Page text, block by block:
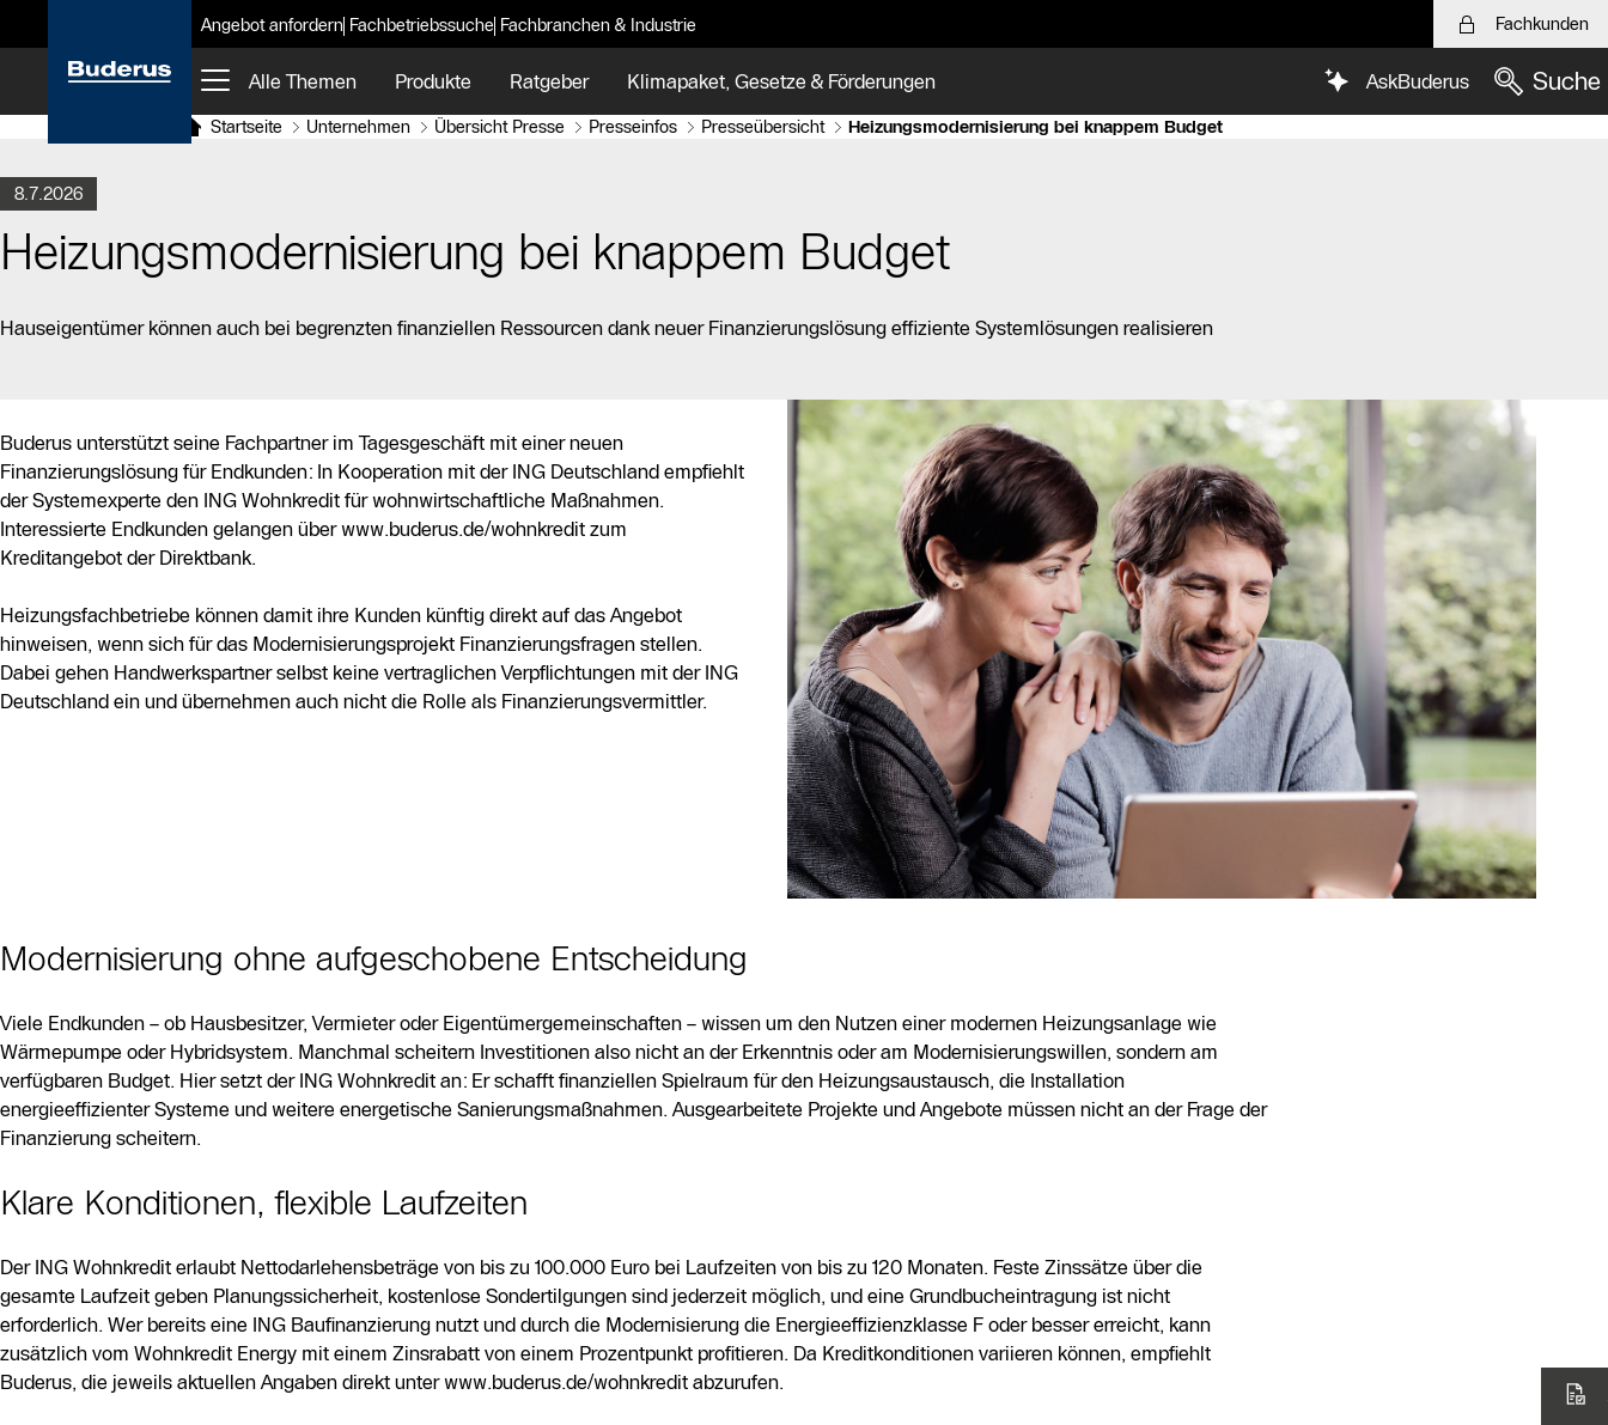
Angebot anfordern Fachbetriebssuche Fachbranchen & Industrie Fachkunden
Alle Themen Produkte Ratgeber Klimapaket, Gesetze & Förderungen AskBuderus Suche
Startseite Unternehmen Übersicht Presse Presseinfos Presseübersicht Heizungsmodernisierung bei knappem Budget
8.7.2026
Heizungsmodernisierung bei knappem Budget
Hauseigentümer können auch bei begrenzten finanziellen Ressourcen dank neuer Finanzierungslösung effiziente Systemlösungen realisieren
Buderus unterstützt seine Fachpartner im Tagesgeschäft mit einer neuen
Finanzierungslösung für Endkunden: In Kooperation mit der ING Deutschland empfiehlt
der Systemexperte den ING Wohnkredit für wohnwirtschaftliche Maßnahmen.
Interessierte Endkunden gelangen über www.buderus.de/wohnkredit zum
Kreditangebot der Direktbank.
Heizungsfachbetriebe können damit ihre Kunden künftig direkt auf das Angebot
hinweisen, wenn sich für das Modernisierungsprojekt Finanzierungsfragen stellen.
Dabei gehen Handwerkspartner selbst keine vertraglichen Verpflichtungen mit der ING
Deutschland ein und übernehmen auch nicht die Rolle als Finanzierungsvermittler.
Modernisierung ohne aufgeschobene Entscheidung
Viele Endkunden – ob Hausbesitzer, Vermieter oder Eigentümergemeinschaften – wissen um den Nutzen einer modernen Heizungsanlage wie
Wärmepumpe oder Hybridsystem. Manchmal scheitern Investitionen also nicht an der Erkenntnis oder am Modernisierungswillen, sondern am
verfügbaren Budget. Hier setzt der ING Wohnkredit an: Er schafft finanziellen Spielraum für den Heizungsaustausch, die Installation
energieeffizienter Systeme und weitere energetische Sanierungsmaßnahmen. Ausgearbeitete Projekte und Angebote müssen nicht an der Frage der
Finanzierung scheitern.
Klare Konditionen, flexible Laufzeiten
Der ING Wohnkredit erlaubt Nettodarlehensbeträge von bis zu 100.000 Euro bei Laufzeiten von bis zu 120 Monaten. Feste Zinssätze über die
gesamte Laufzeit geben Planungssicherheit, kostenlose Sondertilgungen sind jederzeit möglich, und eine Grundbucheintragung ist nicht
erforderlich. Wer bereits eine ING Baufinanzierung nutzt und durch die Modernisierung die Energieeffizienzklasse F oder besser erreicht, kann
zusätzlich vom Wohnkredit Energy mit einem Zinsrabatt von einem Prozentpunkt profitieren. Da Kreditkonditionen variieren können, empfiehlt
Buderus, die jeweils aktuellen Angaben direkt unter www.buderus.de/wohnkredit abzurufen.